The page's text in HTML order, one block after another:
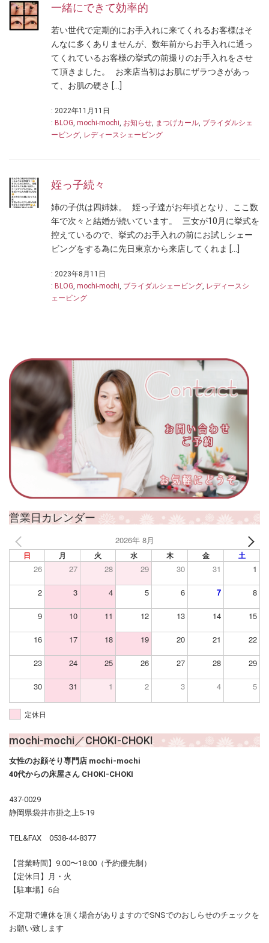
一緒にできて効率的
若い世代で定期的にお手入れに来てくれるお客様はそ
んなに多くありませんが、数年前からお手入れに通っ
てくれているお客様の挙式の前撮りのお手入れをさせ
て頂きました。 お来店当初はお肌にザラつきがあっ
て、お肌の硬さ […]
: 2022年11月11日
: BLOG, mochi-mochi, お知らせ, まつげカール, ブライダルシェ
ービング, レディースシェービング
姪っ子続々
姉の子供は四姉妹。 姪っ子達がお年頃となり、ここ数
年で次々と結婚が続いています。 三女が10月に挙式を
控えているので、挙式のお手入れの前にお試しシェー
ビングをする為に先日東京から来店してくれま […]
: 2023年8月11日
: BLOG, mochi-mochi, ブライダルシェービング, レディースシ
ェービング
営業日カレンダー
2026年 8月
日 月 火 水 木 金 土
26 27 28 29 30 31 1
2 3 4 5 6 7 8
9 10 11 12 13 14 15
16 17 18 19 20 21 22
23 24 25 26 27 28 29
30 31 1 2 3 4 5
定休日
mochi-mochi／CHOKI-CHOKI
女性のお顔そり専門店 mochi-mochi
40代からの床屋さん CHOKI-CHOKI
437-0029
静岡県袋井市掛之上5-19
TEL&FAX 0538-44-8377
【営業時間】9:00〜18:00（予約優先制）
【定休日】月・火
【駐車場】6台
不定期で連休を頂く場合がありますのでSNSでのおしらせのチェックを
お願い致します